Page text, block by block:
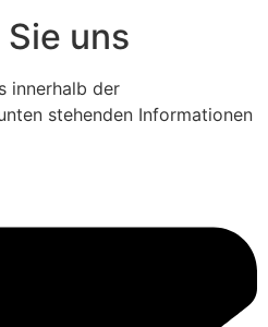
uns
innerhalb der
stehenden Informationen